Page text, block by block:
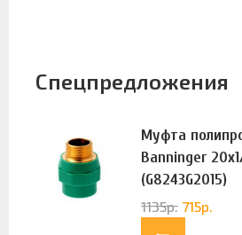
Спецпредложения
Муфта
Banninger
(G8243G2015)
1135р. 715р.